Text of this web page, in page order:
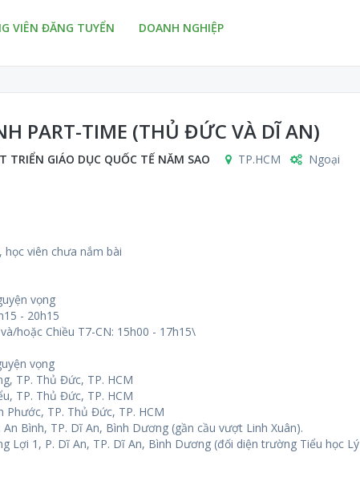
VIÊN ĐĂNG TUYỂN
DOANH NGHIỆP
PART-TIME (THỦ ĐỨC VÀ DĨ AN)
TRIỂN GIÁO DỤC QUỐC TẾ NĂM SAO TP.HCM Ngoại
viên chưa nắm bài
vọng
- 20h15
hoặc Chiều T7-CN: 15h00 - 17h15\
vọng
TP. Thủ Đức, TP. HCM
TP. Thủ Đức, TP. HCM
Phước, TP. Thủ Đức, TP. HCM
Bình, TP. Dĩ An, Bình Dương (gần cầu vượt Linh Xuân).
Lợi 1, P. Dĩ An, TP. Dĩ An, Bình Dương (đối diện trường Tiểu học Lý